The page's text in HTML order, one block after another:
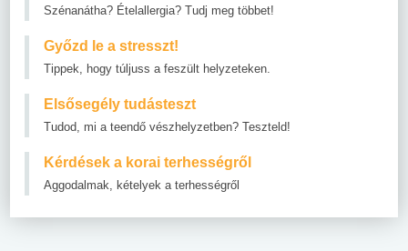
Szénanátha? Ételallergia? Tudj meg többet!
Győzd le a stresszt!
Tippek, hogy túljuss a feszült helyzeteken.
Elsősegély tudásteszt
Tudod, mi a teendő vészhelyzetben? Teszteld!
Kérdések a korai terhességről
Aggodalmak, kételyek a terhességről